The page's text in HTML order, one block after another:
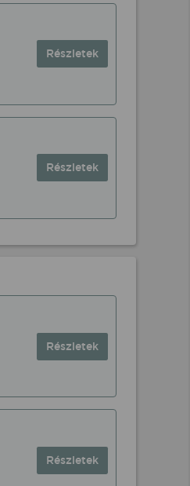
Részletek
Részletek
Részletek
Részletek